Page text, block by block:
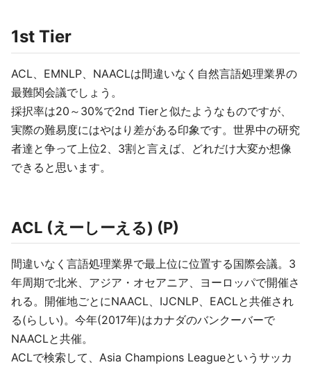
1st Tier
ACL、EMNLP、NAACLは間違いなく自然言語処理業界の
最難関会議でしょう。
採択率は20～30%で2nd Tierと似たようなものですが、
実際の難易度にはやはり差がある印象です。世界中の研究
者達と争って上位2、3割と言えば、どれだけ大変か想像
できると思います。
ACL (えーしーえる) (P)
間違いなく言語処理業界で最上位に位置する国際会議。3
年周期で北米、アジア・オセアニア、ヨーロッパで開催さ
れる。開催地ごとにNAACL、IJCNLP、EACLと共催され
る(らしい)。今年(2017年)はカナダのバンクーバーで
NAACLと共催。
ACLで検索して、Asia Champions Leagueというサッカ